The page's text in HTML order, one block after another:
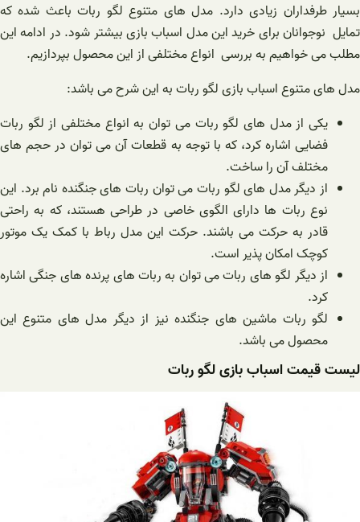
بسیار طرفداران زیادی دارد. مدل های متنوع لگو ربات باعث شده که
تمایل نوجوانان برای خرید این مدل اسباب بازی بیشتر شود. در ادامه این
مطلب می خواهیم به بررسی انواع مختلفی از این محصول بپردازیم.
مدل های متنوع اسباب بازی لگو ربات به این شرح می باشد:
یکی از مدل های لگو ربات می توان به انواع مختلفی از لگو ربات
فضایی اشاره کرد، که با توجه به قطعات آن می توان در حجم های
مختلف آن را ساخت.
از دیگر مدل های لگو ربات می توان ربات های جنگنده نام برد. این
نوع ربات ها دارای الگوی خاصی در طراحی هستند، که به راحتی
قادر به حرکت می باشند. حرکت این مدل رباط با کمک یک موتور
کوچک امکان پذیر است.
از دیگر لگو های ربات می توان به ربات های پرنده های جنگی اشاره
کرد.
لگو ربات ماشین های جنگنده نیز از دیگر مدل های متنوع این
محصول می باشد.
لیست قیمت اسباب بازی لگو ربات